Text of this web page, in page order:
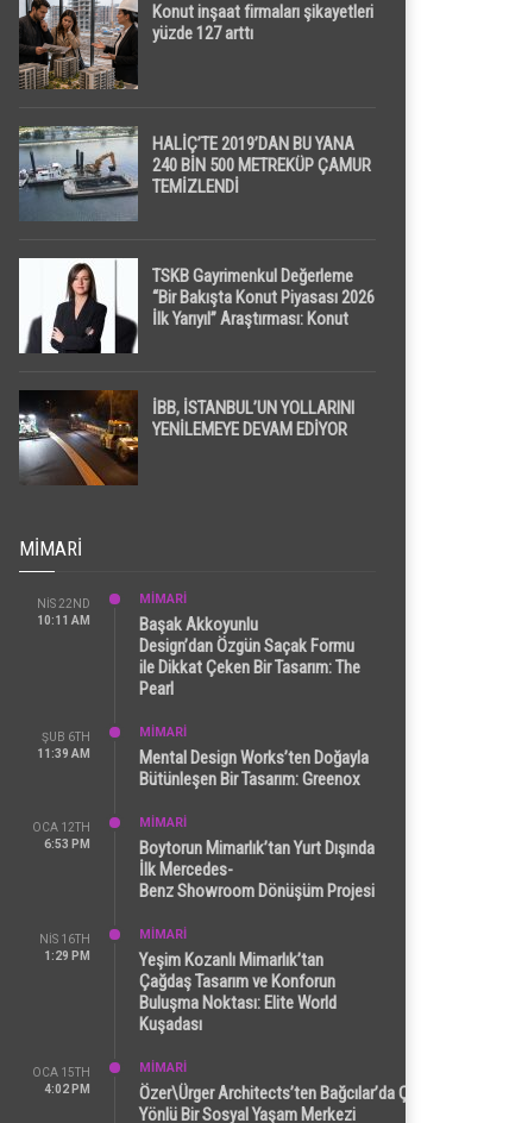
Konut inşaat firmaları şikayetleri
yüzde 127 arttı
HALİÇ’TE 2019’DAN BU YANA
240 BİN 500 METREKÜP ÇAMUR
TEMİZLENDİ
TSKB Gayrimenkul Değerleme
“Bir Bakışta Konut Piyasası 2026
İlk Yarıyıl” Araştırması: Konut
Dikkat Çekti
İBB, İSTANBUL’UN YOLLARINI
YENİLEMEYE DEVAM EDİYOR
MIMARI
NIS 22ND
10:11 AM
MİMARİ
Başak Akkoyunlu
Design’dan Özgün Saçak Formu
ile Dikkat Çeken Bir Tasarım: The
Pearl
ŞUB 6TH
11:39 AM
MİMARİ
Mental Design Works’ten Doğayla
Bütünleşen Bir Tasarım: Greenox
OCA 12TH
6:53 PM
MİMARİ
Boytorun Mimarlık’tan Yurt Dışında
İlk Mercedes-
Benz Showroom Dönüşüm Projesi
NIS 16TH
1:29 PM
MİMARİ
Yeşim Kozanlı Mimarlık’tan
Çağdaş Tasarım ve Konforun
Buluşma Noktası: Elite World
Kuşadası
OCA 15TH
4:02 PM
MİMARİ
Özer\Ürger Architects’ten Bağcılar’da Çok
Yönlü Bir Sosyal Yaşam Merkezi